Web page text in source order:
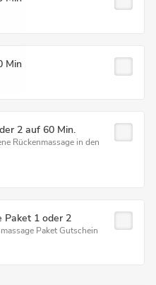
Min
2 auf 60 Min.
Rückenmassage in den
Paket 1 oder 2
Paket Gutschein